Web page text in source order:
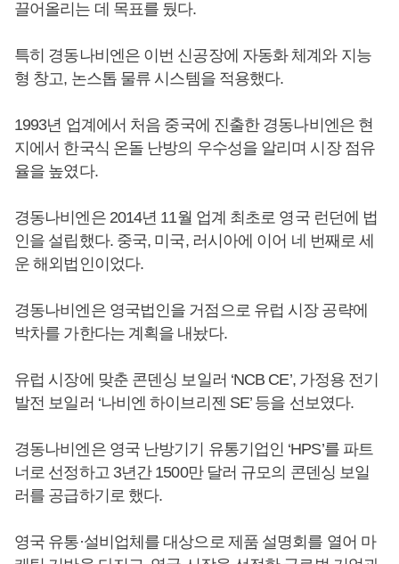
끌어올리는 데 목표를 뒀다.
특히 경동나비엔은 이번 신공장에 자동화 체계와 지능
형 창고, 논스톱 물류 시스템을 적용했다.
1993년 업계에서 처음 중국에 진출한 경동나비엔은 현
지에서 한국식 온돌 난방의 우수성을 알리며 시장 점유
율을 높였다.
경동나비엔은 2014년 11월 업계 최초로 영국 런던에 법
인을 설립했다. 중국, 미국, 러시아에 이어 네 번째로 세
운 해외법인이었다.
경동나비엔은 영국법인을 거점으로 유럽 시장 공략에
박차를 가한다는 계획을 내놨다.
유럽 시장에 맞춘 콘덴싱 보일러 ‘NCB CE’, 가정용 전기
발전 보일러 ‘나비엔 하이브리젠 SE’ 등을 선보였다.
경동나비엔은 영국 난방기기 유통기업인 ‘HPS’를 파트
너로 선정하고 3년간 1500만 달러 규모의 콘덴싱 보일
러를 공급하기로 했다.
영국 유통·설비업체를 대상으로 제품 설명회를 열어 마